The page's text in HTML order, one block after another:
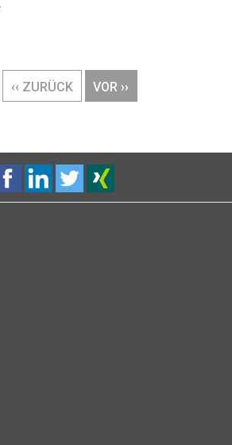
VORHERIGE
SEITE
‹‹ ZURÜCK
NÄCHSTE
SEITE
VOR ››